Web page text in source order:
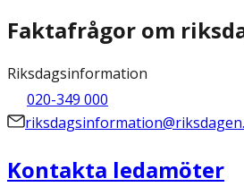
Faktafrågor om
Riksdagsinformation
020-349 000
Kontakta ledamöter